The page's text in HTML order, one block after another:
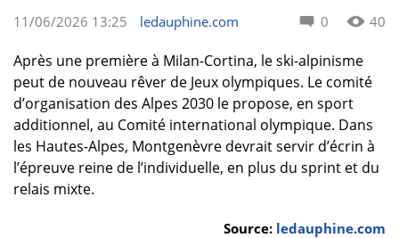
0 40
11/06/2026 13:25 ledauphine.com
Après une première à Milan-Cortina, le ski-alpinisme
peut de nouveau rêver de Jeux olympiques. Le comité
d’organisation des Alpes 2030 le propose, en sport
additionnel, au Comité international olympique. Dans
les Hautes-Alpes, Montgenèvre devrait servir d’écrin à
l’épreuve reine de l’individuelle, en plus du sprint et du
relais mixte.
Source: ledauphine.com